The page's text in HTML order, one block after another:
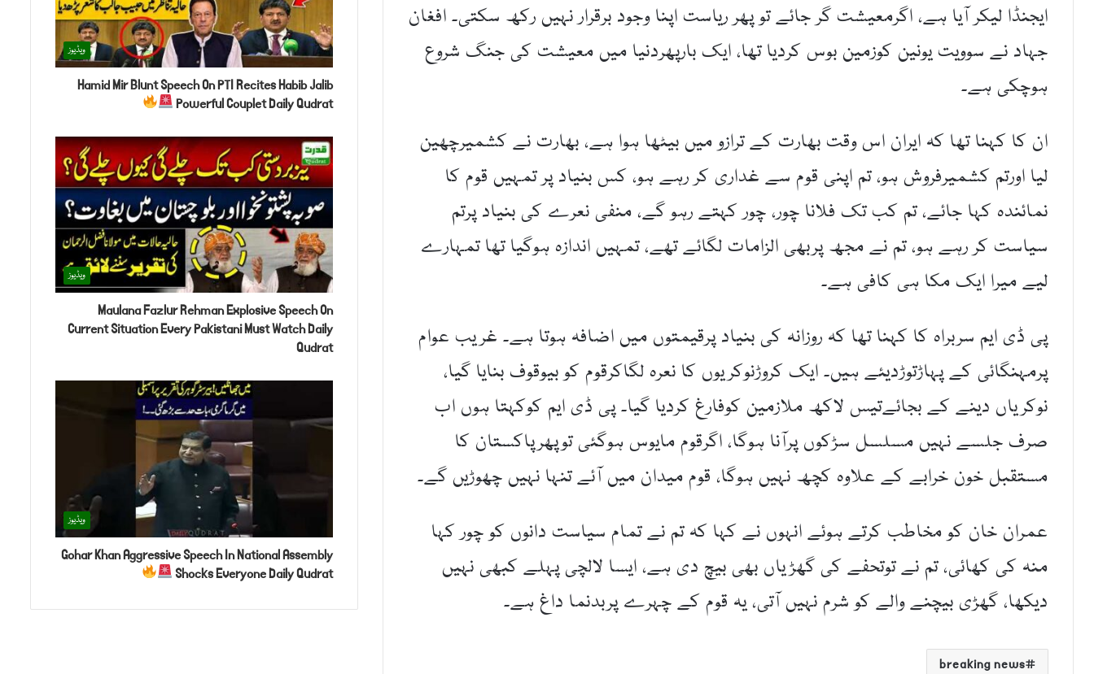
ایجنڈا لیکر آیا ہے، اگرمعیشت گر جائے تو پھر ریاست اپنا وجود برقرار نہیں رکھ سکتی۔ افغان
جہاد نے سوویت یونین کوزمین بوس کردیا تھا، ایک بارپھردنیا میں معیشت کی جنگ شروع
ہوچکی ہے۔
ان کا کہنا تھا کہ ایران اس وقت بھارت کے ترازو میں بیٹھا ہوا ہے، بھارت نے کشمیرچھین
لیا اورتم کشمیرفروش ہو، تم اپنی قوم سے غداری کر رہے ہو، کس بنیاد پر تمہیں قوم کا
نمائندہ کہا جائے، تم کب تک فلانا چور، چور کہتے رہو گے، منفی نعرے کی بنیاد پرتم
سیاست کر رہے ہو، تم نے مجھ پربھی الزامات لگائے تھے، تمہیں اندازہ ہوگیا تھا تمہارے
لیے میرا ایک مکا ہی کافی ہے۔
پی ڈی ایم سربراہ کا کہنا تھا کہ روزانہ کی بنیاد پرقیمتوں میں اضافہ ہوتا ہے۔ غریب عوام
پرمہنگائی کے پہاڑتوڑدیئے ہیں۔ ایک کروڑنوکریوں کا نعرہ لگاکرقوم کو بیوقوف بنایا گیا،
نوکریاں دینے کے بجائےتیس لاکھ ملازمین کوفارغ کردیا گیا۔ پی ڈی ایم کوکہتا ہوں اب
صرف جلسے نہیں مسلسل سڑکوں پرآنا ہوگا، اگرقوم مایوس ہوگئی توپھرپاکستان کا
مستقبل خون خرابے کے علاوہ کچھ نہیں ہوگا، قوم میدان میں آئے تنہا نہیں چھوڑیں گے۔
عمران خان کو مخاطب کرتے ہوئے انہوں نے کہا کہ تم نے تمام سیاست دانوں کو چور کہا
منہ کی کھائی، تم نے توتحفے کی گھڑیاں بھی بیچ دی ہے، ایسا لالچی پہلے کبھی نہیں
دیکھا، گھڑی بیچنے والے کو شرم نہیں آتی، یہ قوم کے چہرے پربدنما داغ ہے۔
breaking news
ویڈیوز
Hamid Mir Blunt Speech On PTI Recites Habib Jalib
Powerful Couplet Daily Qudrat
ویڈیوز
Maulana Fazlur Rehman Explosive Speech On
Current Situation Every Pakistani Must Watch Daily
Qudrat
ویڈیوز
Gohar Khan Aggressive Speech In National Assembly
Shocks Everyone Daily Qudrat